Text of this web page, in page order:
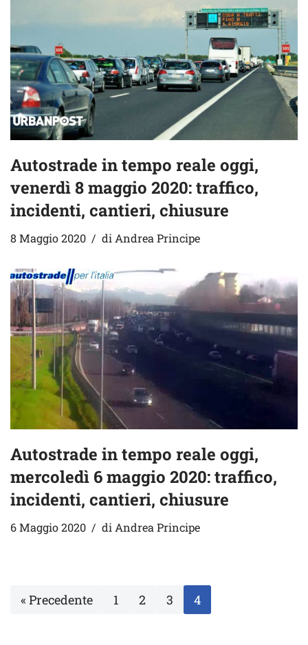
Autostrade in tempo reale oggi,
venerdì 8 maggio 2020: traffico,
incidenti, cantieri, chiusure
8 Maggio 2020 diAndrea Principe
Autostrade in tempo reale oggi,
mercoledì 6 maggio 2020: traffico,
incidenti, cantieri, chiusure
6 Maggio 2020 di Andrea Principe
« Precedente 1 2 3 4